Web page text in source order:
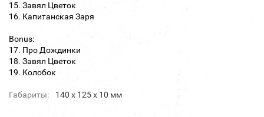
15. Завял Цветок
16. Капитанская Заря
Bonus:
17. Про Дождинки
18. Завял Цветок
19. Колобок
Габариты: 140 х 125 х 10 мм